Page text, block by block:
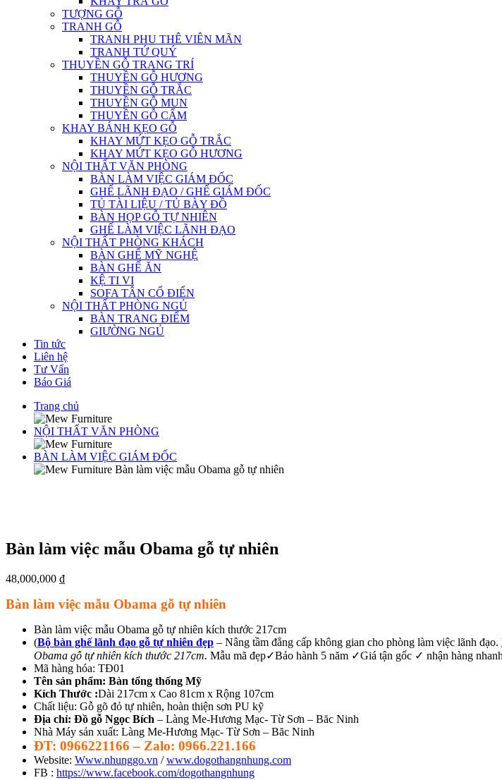
TƯỢNG GỖ
TRANH GỖ
TRANH PHU THÊ VIÊN MÃN
TRANH TỨ QUÝ
THUYỀN GỖ TRANG TRÍ
THUYỀN GỖ HƯƠNG
THUYỀN GỖ TRẮC
THUYỀN GỖ MUN
THUYỀN GỖ CẨM
KHAY BÁNH KẸO GỖ
KHAY MỨT KẸO GỖ TRẮC
KHAY MỨT KẸO GỖ HƯƠNG
NỘI THẤT VĂN PHÒNG
BÀN LÀM VIỆC GIÁM ĐỐC
GHẾ LÃNH ĐẠO / GHẾ GIÁM ĐỐC
TỦ TÀI LIỆU / TỦ BÀY ĐỒ
BÀN HỌP GỖ TỰ NHIÊN
GHẾ LÀM VIỆC LÃNH ĐẠO
NỘI THẤT PHÒNG KHÁCH
BÀN GHẾ MỸ NGHỆ
BÀN GHẾ ĂN
KỆ TI VI
SOFA TÂN CỔ ĐIỂN
NỘI THẤT PHÒNG NGỦ
BÀN TRANG ĐIỂM
GIƯỜNG NGỦ
Tin tức
Liên hệ
Tư Vấn
Báo Giá
Trang chủ
NỘI THẤT VĂN PHÒNG
BÀN LÀM VIỆC GIÁM ĐỐC
Bàn làm việc mẫu Obama gỗ tự nhiên
Bàn làm việc mẫu Obama gỗ tự nhiên
48,000,000 ₫
Bàn làm việc mẫu Obama gỗ tự nhiên
Bàn làm việc mẫu Obama gỗ tự nhiên kích thước 217cm
(Bộ bàn ghế lãnh đạo gỗ tự nhiên đẹp – Nâng tầm đẳng cấp không gian cho phòng làm việc lãnh đạo.
Obama gỗ tự nhiên kích thước 217cm. Mẫu mã đẹp✓Bảo hành 5 năm ✓Giá tận gốc ✓ nhận hàng
Mã hàng hóa: TĐ01
Tên sản phẩm: Bàn tổng thống Mỹ
Kích Thước :Dài 217cm x Cao 81cm x Rộng 107cm
Chất liệu: Gỗ gõ đỏ tự nhiên, hoàn thiện sơn PU kỹ
Địa chỉ: Đồ gỗ Ngọc Bích – Làng Me-Hương Mạc- Từ Sơn – Băc Ninh
Nhà Máy sản xuất: Làng Me-Hương Mạc- Từ Sơn – Băc Ninh
ĐT: 0966221166 – Zalo: 0966.221.166
Website: Www.nhunggo.vn /www.dogothangnhung.com
FB : https://www.facebook.com/dogothangnhung